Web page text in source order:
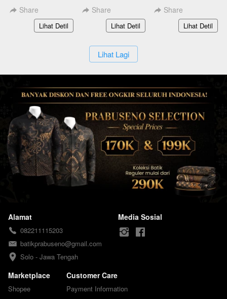
SLIMFIT
Share
`Lihat Detil
SLIMFIT
Share
`
Lihat Detil
SLIMFIT
Share
`Lihat Detil
`Lihat Lagi
Alamat
082211115203
batikprabuseno@gmail.com
Solo - Jawa Tengah
Media Sosial
Marketplace
Shopee
Customer Care
Payment Information